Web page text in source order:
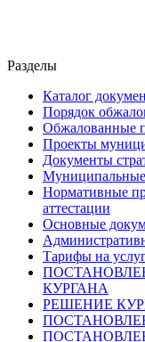
Разделы
Каталог
Порядок
Обжалованные
Проекты
Документы
Нормативные
аттестации
Основные
Тарифы на
КУРГАНА
РЕШЕНИЕ